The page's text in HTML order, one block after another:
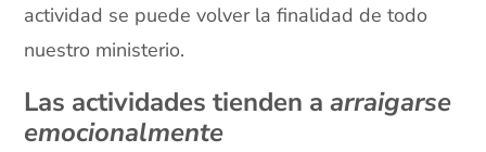
actividad se puede volver la finalidad de todo
nuestro ministerio.
Las actividades tienden aarraigarse
emocionalmente